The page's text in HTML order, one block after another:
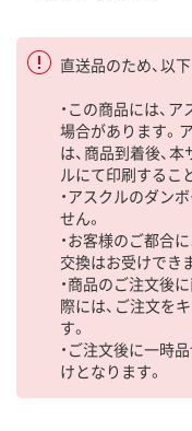
直送品のため、以
・この商品には、
場合があります。
は、商品到着後、
ルにて印刷するこ
・アスクルのダン
せん。
・お客様のご都合
交換はお受けでき
・商品のご注文後
際には、ご注文を
す。
・ご注文後に一時
けとなります。